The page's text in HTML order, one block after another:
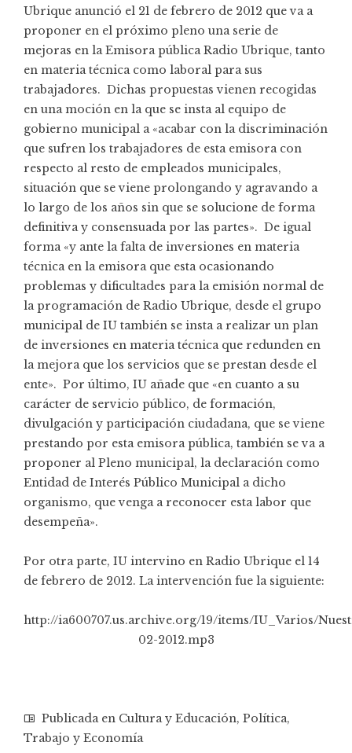
Ubrique anunció el 21 de febrero de 2012 que va a
proponer en el próximo pleno una serie de
mejoras en la Emisora pública Radio Ubrique, tanto
en materia técnica como laboral para sus
trabajadores. Dichas propuestas vienen recogidas
en una moción en la que se insta al equipo de
gobierno municipal a «acabar con la discriminación
que sufren los trabajadores de esta emisora con
respecto al resto de empleados municipales,
situación que se viene prolongando y agravando a
lo largo de los años sin que se solucione de forma
definitiva y consensuada por las partes». De igual
forma «y ante la falta de inversiones en materia
técnica en la emisora que esta ocasionando
problemas y dificultades para la emisión normal de
la programación de Radio Ubrique, desde el grupo
municipal de IU también se insta a realizar un plan
de inversiones en materia técnica que redunden en
la mejora que los servicios que se prestan desde el
ente». Por último, IU añade que «en cuanto a su
carácter de servicio público, de formación,
divulgación y participación ciudadana, que se viene
prestando por esta emisora pública, también se va a
proponer al Pleno municipal, la declaración como
Entidad de Interés Público Municipal a dicho
organismo, que venga a reconocer esta labor que
desempeña».
Por otra parte, IU intervino en Radio Ubrique el 14
de febrero de 2012. La intervención fue la siguiente:
http://ia600707.us.archive.org/19/items/IU_Varios/
02-2012.mp3
Publicada en Cultura y Educación, Política,
Trabajo y Economía